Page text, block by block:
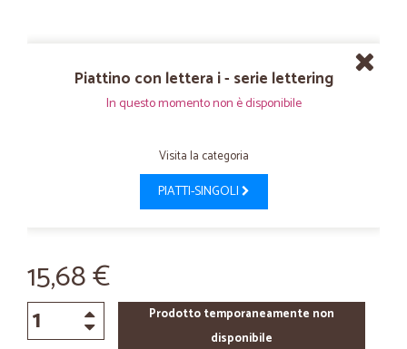
Piattino con lettera i - serie lettering
In questo momento non è disponibile
Visita la categoria
PIATTI-SINGOLI
15,68 €
Prodotto temporaneamente non
disponibile